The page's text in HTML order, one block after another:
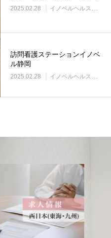
2025.02.28 イノベルヘルスケア事業所
訪問看護ステーションイノベ
ル静岡
2025.02.28 イノベルヘルスケア事業所